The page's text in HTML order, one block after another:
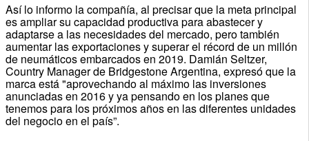
Así lo informo la compañía, al precisar que la meta principal
es ampliar su capacidad productiva para abastecer y
adaptarse a las necesidades del mercado, pero también
aumentar las exportaciones y superar el récord de un millón
de neumáticos embarcados en 2019. Damián Seltzer,
Country Manager de Bridgestone Argentina, expresó que la
marca está "aprovechando al máximo las inversiones
anunciadas en 2016 y ya pensando en los planes que
tenemos para los próximos años en las diferentes unidades
del negocio en el país”.